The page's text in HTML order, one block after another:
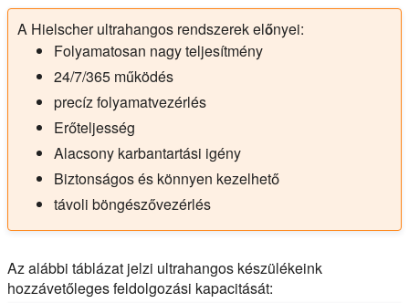
A Hielscher ultrahangos rendszerek előnyei:
Folyamatosan nagy teljesítmény
24/7/365 működés
precíz folyamatvezérlés
Erőteljesség
Alacsony karbantartási igény
Biztonságos és könnyen kezelhető
távoli böngészővezérlés
Az alábbi táblázat jelzi ultrahangos készülékeink
hozzávetőleges feldolgozási kapacitását: